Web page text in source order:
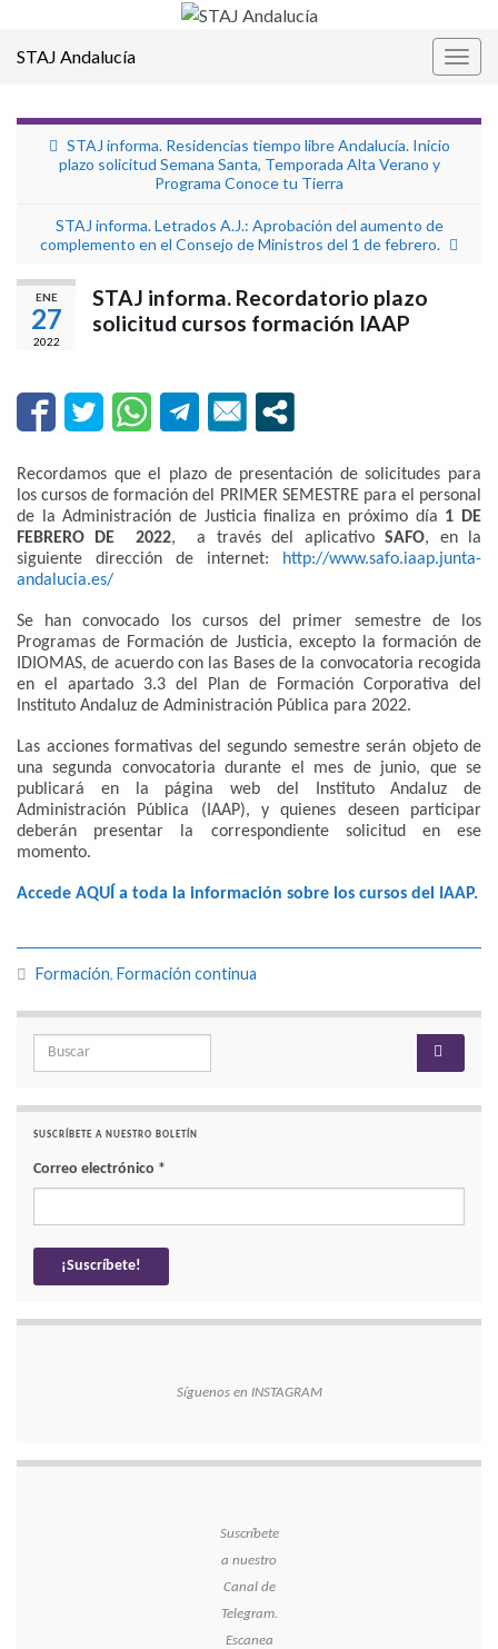
STAJ Andalucía
STAJ informa. Residencias tiempo libre Andalucía. Inicio
plazo solicitud Semana Santa, Temporada Alta Verano y
Programa Conoce tu Tierra
STAJ informa. Letrados A.J.: Aprobación del aumento de
complemento en el Consejo de Ministros del 1 de febrero.
ENE
27
2022
STAJ informa. Recordatorio plazo
solicitud cursos formación IAAP
Recordamos que el plazo de presentación de solicitudes para
los cursos de formación del PRIMER SEMESTRE para el personal
de la Administración de Justicia finaliza en próximo día 1 DE
FEBRERO DE 2022, a través del aplicativoSAFO, en la
siguiente dirección de internet:
http://www.safo.iaap.junta-
andalucia.es/
Se han convocado los cursos del primer semestre de los
Programas de Formación de Justicia, excepto la formación de
IDIOMAS, de acuerdo con las Bases de la convocatoria recogida
en el apartado 3.3 del Plan de Formación Corporativa del
Instituto Andaluz de Administración Pública para 2022.
Las acciones formativas del segundo semestre serán objeto de
una segunda convocatoria durante el mes de junio, que se
publicará en la página web del Instituto Andaluz de
Administración Pública (IAAP), y quienes deseen participar
deberán presentar la correspondiente solicitud en ese
momento.
Accede AQUÍ a toda la información sobre los cursos del IAAP.
Formación, Formación continua
Search for:
SUSCRÍBETE A NUESTRO BOLETÍN
Correo electrónico *
Síguenos en INSTAGRAM
Suscríbete
a nuestro
Canal de
Telegram.
Escanea